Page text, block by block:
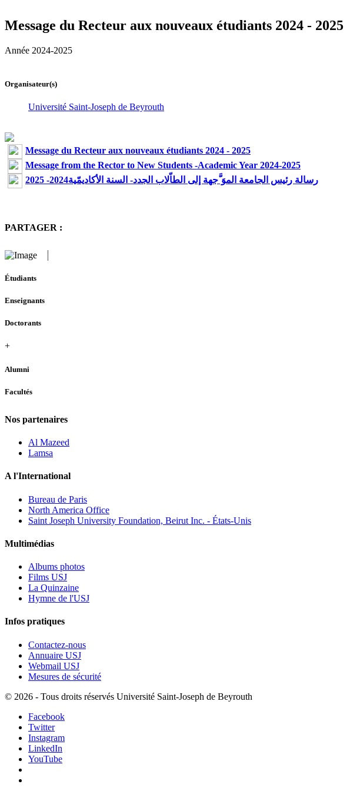
Message du Recteur aux nouveaux étudiants 2024 - 2025
Année 2024-2025
Organisateur(s)
Université Saint-Joseph de Beyrouth
Message du Recteur aux nouveaux étudiants 2024 - 2025
Message from the Rector to New Students -Academic Year 2024-2025
رسالة رئيس الجامعة الموَ َّجهة إلى الطاّلاب الجدد- السنة الأكاديمّية2024- 2025
PARTAGER :
Étudiants
Enseignants
Doctorants
+
Alumni
Facultés
Nos partenaires
Al Mazeed
Lamsa
A l'International
Bureau de Paris
North America Office
Saint Joseph University Foundation, Beirut Inc. - États-Unis
Multimédias
Albums photos
Films USJ
La Quinzaine
Hymne de l'USJ
Infos pratiques
Contactez-nous
Annuaire USJ
Webmail USJ
Mesures de sécurité
© 2026 - Tous droits réservés Université Saint-Joseph de Beyrouth
Facebook
Twitter
Instagram
LinkedIn
YouTube